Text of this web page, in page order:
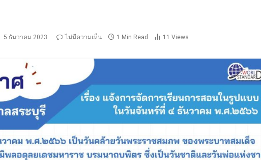
5 ธันวาคม 2023 ไม่มีความเห็น 1 Min Read 11 Views